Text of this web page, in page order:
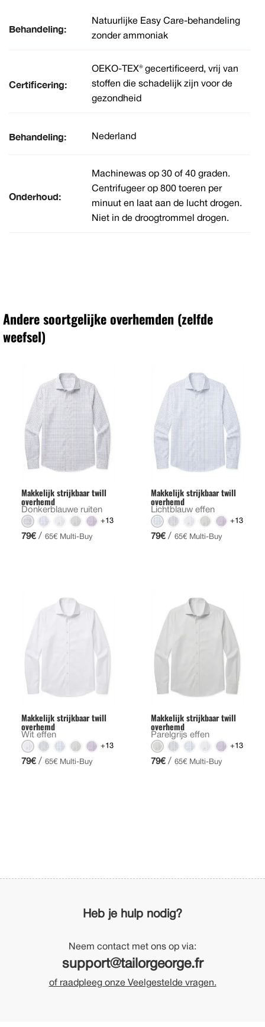
Behandeling:
Natuurlijke Easy Care-behandeling
zonder ammoniak
Certificering:
OEKO-TEX® gecertificeerd, vrij van
stoffen die schadelijk zijn voor de
gezondheid
Behandeling: Nederland
Onderhoud:
Machinewas op 30 of 40 graden.
Centrifugeer op 800 toeren per
minuut en laat aan de lucht drogen.
Niet in de droogtrommel drogen.
Andere soortgelijke overhemden (zelfde
weefsel)
Makkelijk strijkbaar twill
overhemd
Donkerblauwe ruiten
+13
79€ / 65€ Multi-Buy
Makkelijk strijkbaar twill
overhemd
Lichtblauw effen
+13
79€ / 65€ Multi-Buy
Makkelijk strijkbaar twill
overhemd
Wit effen
+13
79€ / 65€ Multi-Buy
Makkelijk strijkbaar twill
overhemd
Parelgrijs effen
+13
79€ / 65€ Multi-Buy
Heb je hulp nodig?
Neem contact met ons op via:
support@tailorgeorge.fr
of raadpleeg onze Veelgestelde vragen.